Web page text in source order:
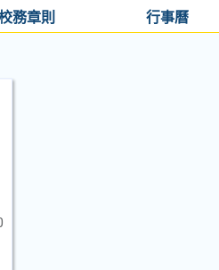
務章則 行事曆